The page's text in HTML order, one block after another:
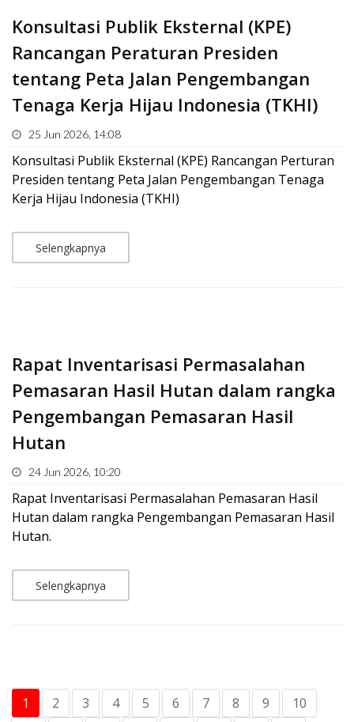
Konsultasi Publik Eksternal (KPE)
Rancangan Peraturan Presiden
tentang Peta Jalan Pengembangan
Tenaga Kerja Hijau Indonesia (TKHI)
25 Jun 2026, 14:08
Konsultasi Publik Eksternal (KPE) Rancangan Perturan
Presiden tentang Peta Jalan Pengembangan Tenaga
Kerja Hijau Indonesia (TKHI)
Selengkapnya
Rapat Inventarisasi Permasalahan
Pemasaran Hasil Hutan dalam rangka
Pengembangan Pemasaran Hasil
Hutan
24 Jun 2026, 10:20
Rapat Inventarisasi Permasalahan Pemasaran Hasil
Hutan dalam rangka Pengembangan Pemasaran Hasil
Hutan.
Selengkapnya
1 2 3 4 5 6 7 8 9
10